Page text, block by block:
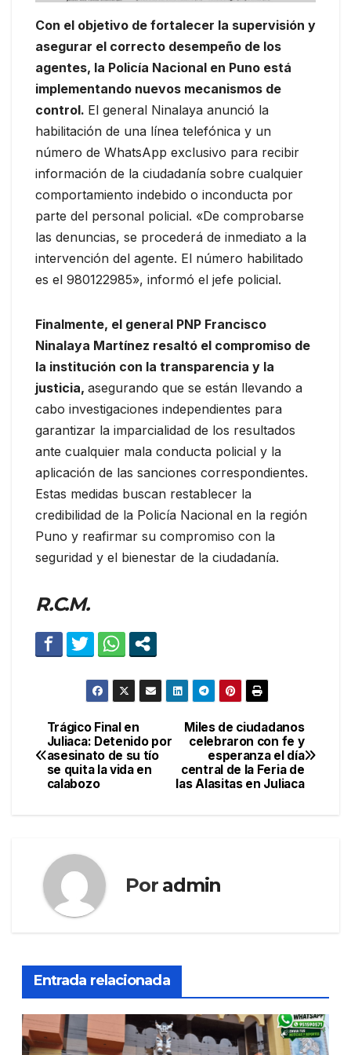
Con el objetivo de fortalecer la supervisión y
asegurar el correcto desempeño de los
agentes, la Policía Nacional en Puno está
implementando nuevos mecanismos de
control. El general Ninalaya anunció la
habilitación de una línea telefónica y un
número de WhatsApp exclusivo para recibir
información de la ciudadanía sobre cualquier
comportamiento indebido o inconducta por
parte del personal policial. «De comprobarse
las denuncias, se procederá de inmediato a la
intervención del agente. El número habilitado
es el 980122985», informó el jefe policial.
Finalmente, el general PNP Francisco
Ninalaya Martínez resaltó el compromiso de
la institución con la transparencia y la
justicia, asegurando que se están llevando a
cabo investigaciones independientes para
garantizar la imparcialidad de los resultados
ante cualquier mala conducta policial y la
aplicación de las sanciones correspondientes.
Estas medidas buscan restablecer la
credibilidad de la Policía Nacional en la región
Puno y reafirmar su compromiso con la
seguridad y el bienestar de la ciudadanía.
R.C.M.
Navegación
de
Miles de ciudadanos
celebraron con fe y
esperanza el día
central de la Feria de
las Alasitas en Juliaca
Trágico Final en
Juliaca: Detenido por
asesinato de su tío
se quita la vida en
calabozo
Por admin
Entrada relacionada